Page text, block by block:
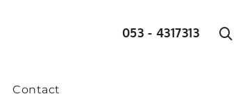
053 - 4317313
Contact